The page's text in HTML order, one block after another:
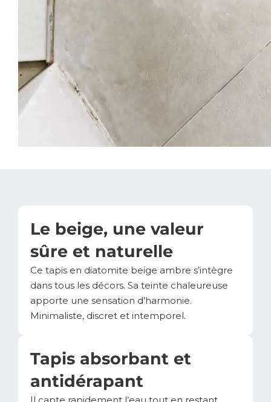
Le beige, une valeur
sûre et naturelle
Ce tapis en diatomite beige ambre s’intègre
dans tous les décors. Sa teinte chaleureuse
apporte une sensation d’harmonie.
Minimaliste, discret et intemporel.
Tapis absorbant et
antidérapant
Il capte rapidement l’eau tout en restant